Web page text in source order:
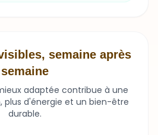
semaine après
semaine
adaptée contribue à une
plus d'énergie et un bien-être
durable.